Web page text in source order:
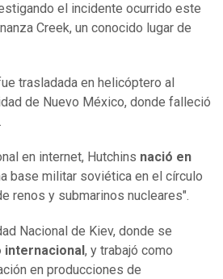
el incidente ocurrido este
Creek, un conocido lugar de
trasladada en helicóptero al
de Nuevo México, donde falleció
en internet, Hutchins nació en
base militar soviética en el círculo
renos y submarinos nucleares".
Nacional de Kiev, donde se
, y trabajó como
en producciones de